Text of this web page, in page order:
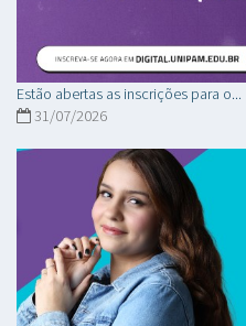
Estão abertas as inscrições para o...
31/07/2026